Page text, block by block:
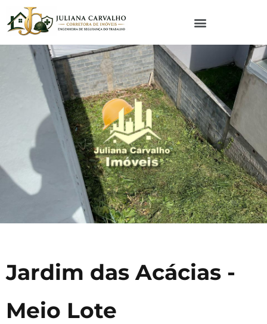
Jardim das Acácias -
Meio Lote